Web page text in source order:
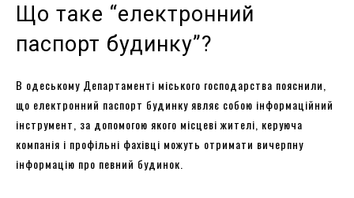
Що таке “електронний
паспорт будинку”?
В одеському Департаменті міського господарства пояснили,
що електронний паспорт будинку являє собою інформаційний
інструмент, за допомогою якого місцеві жителі, керуюча
компанія і профільні фахівці можуть отримати вичерпну
інформацію про певний будинок.